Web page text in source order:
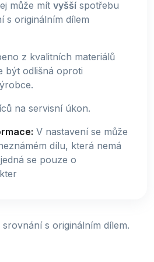
může mít vyšší spotřebu
s originálním dílem
z kvalitních materiálů
být odlišná oproti
na servisní úkon.
V nastavení se může
dílu, která nemá
se pouze o
s originálním dílem.